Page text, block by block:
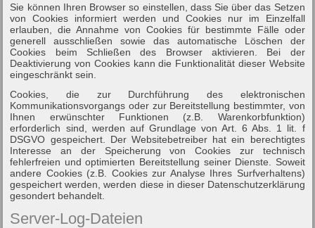
Sie können Ihren Browser so einstellen, dass Sie über das Setzen
von Cookies informiert werden und Cookies nur im Einzelfall
erlauben, die Annahme von Cookies für bestimmte Fälle oder
generell ausschließen sowie das automatische Löschen der
Cookies beim Schließen des Browser aktivieren. Bei der
Deaktivierung von Cookies kann die Funktionalität dieser Website
eingeschränkt sein.
Cookies, die zur Durchführung des elektronischen
Kommunikationsvorgangs oder zur Bereitstellung bestimmter, von
Ihnen erwünschter Funktionen (z.B. Warenkorbfunktion)
erforderlich sind, werden auf Grundlage von Art. 6 Abs. 1 lit. f
DSGVO gespeichert. Der Websitebetreiber hat ein berechtigtes
Interesse an der Speicherung von Cookies zur technisch
fehlerfreien und optimierten Bereitstellung seiner Dienste. Soweit
andere Cookies (z.B. Cookies zur Analyse Ihres Surfverhaltens)
gespeichert werden, werden diese in dieser Datenschutzerklärung
gesondert behandelt.
Server-Log-Dateien